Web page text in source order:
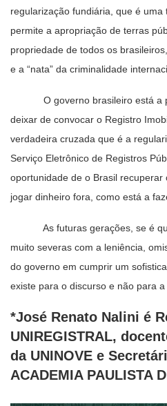
regularização fundiária, que é
permite a apropriação de terras
propriedade de todos os
e a “nata” da criminalidade
O governo brasileiro está a
deixar de convocar o Registro
verdadeira cruzada que é a
Serviço Eletrônico de Registros
oportunidade de o Brasil
jogar dinheiro fora, como está a
As futuras gerações, se é que
muito severas com a leniência,
do governo em cumprir um
existe para o discurso e não para a
*José Renato Nalini é
UNIREGISTRAL,
da UNINOVE e
ACADEMIA PAULISTA